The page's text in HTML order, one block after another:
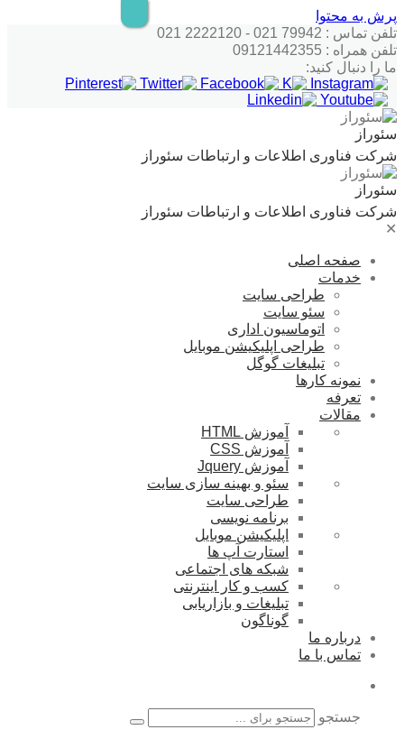
پرش به محتوا
تلفن تماس : 79942 021 - 2222120 021
تلفن همراه : 09121442355
ما را دنبال کنید:
سئوراز
شرکت فناوری اطلاعات و ارتباطات سئوراز
سئوراز
شرکت فناوری اطلاعات و ارتباطات سئوراز
✕
صفحه اصلی
خدمات
طراحی سایت
سئو سایت
اتوماسیون اداری
طراحی اپلیکیشن موبایل
تبلیغات گوگل
نمونه کارها
تعرفه
مقالات
آموزش HTML
آموزش CSS
آموزش Jquery
سئو و بهینه سازی سایت
طراحی سایت
برنامه نویسی
اپلیکیشن موبایل
استارت آپ ها
شبکه های اجتماعی
کسب و کار اینترنتی
تبلیغات و بازاریابی
گوناگون
درباره ما
تماس با ما
جستجو